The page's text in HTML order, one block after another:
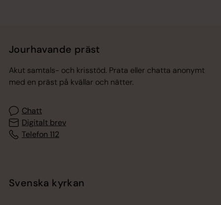
Jourhavande präst
Akut samtals- och krisstöd. Prata eller chatta anonymt
med en präst på kvällar och nätter.
Chatt
Digitalt brev
Telefon 112
Svenska kyrkan